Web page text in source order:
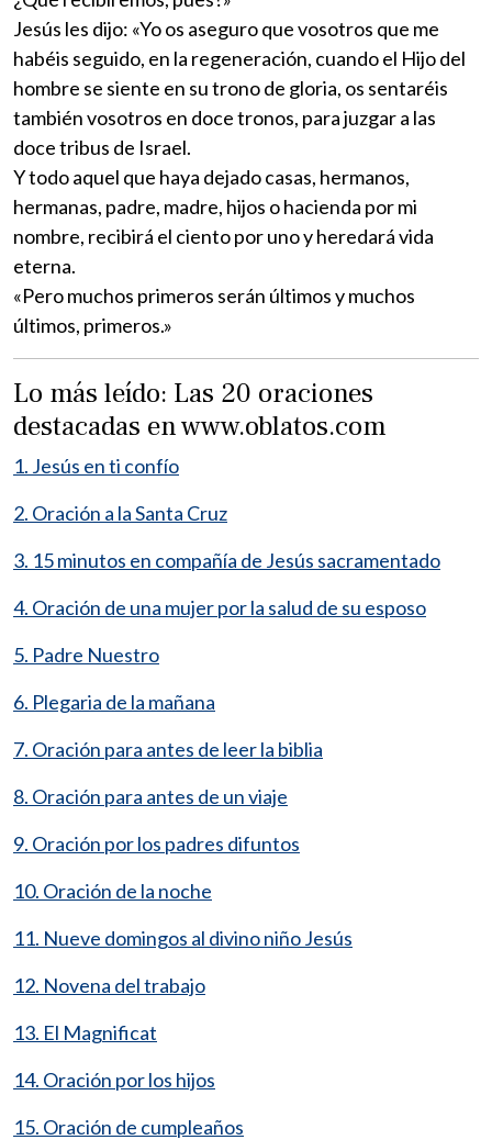
Jesús les dijo: «Yo os aseguro que vosotros que me
habéis seguido, en la regeneración, cuando el Hijo del
hombre se siente en su trono de gloria, os sentaréis
también vosotros en doce tronos, para juzgar a las
doce tribus de Israel.
Y todo aquel que haya dejado casas, hermanos,
hermanas, padre, madre, hijos o hacienda por mi
nombre, recibirá el ciento por uno y heredará vida
eterna.
«Pero muchos primeros serán últimos y muchos
últimos, primeros.»
Lo más leído: Las 20 oraciones
destacadas en www.oblatos.com
1. Jesús en ti confío
2. Oración a la Santa Cruz
3. 15 minutos en compañía de Jesús sacramentado
4. Oración de una mujer por la salud de su esposo
5. Padre Nuestro
6. Plegaria de la mañana
7. Oración para antes de leer la biblia
8. Oración para antes de un viaje
9. Oración por los padres difuntos
10. Oración de la noche
11. Nueve domingos al divino niño Jesús
12. Novena del trabajo
13. El Magnificat
14. Oración por los hijos
15. Oración de cumpleaños